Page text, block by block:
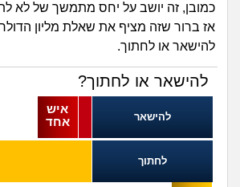
הרשמה
כמובן, זה יושב על יחס מתמשך של לא
אז ברור שזה מציף את שאלת מליון
להישאר או לחתוך.
להישאר או לחתוך?
להישאר
איש
אחד
לחתוך